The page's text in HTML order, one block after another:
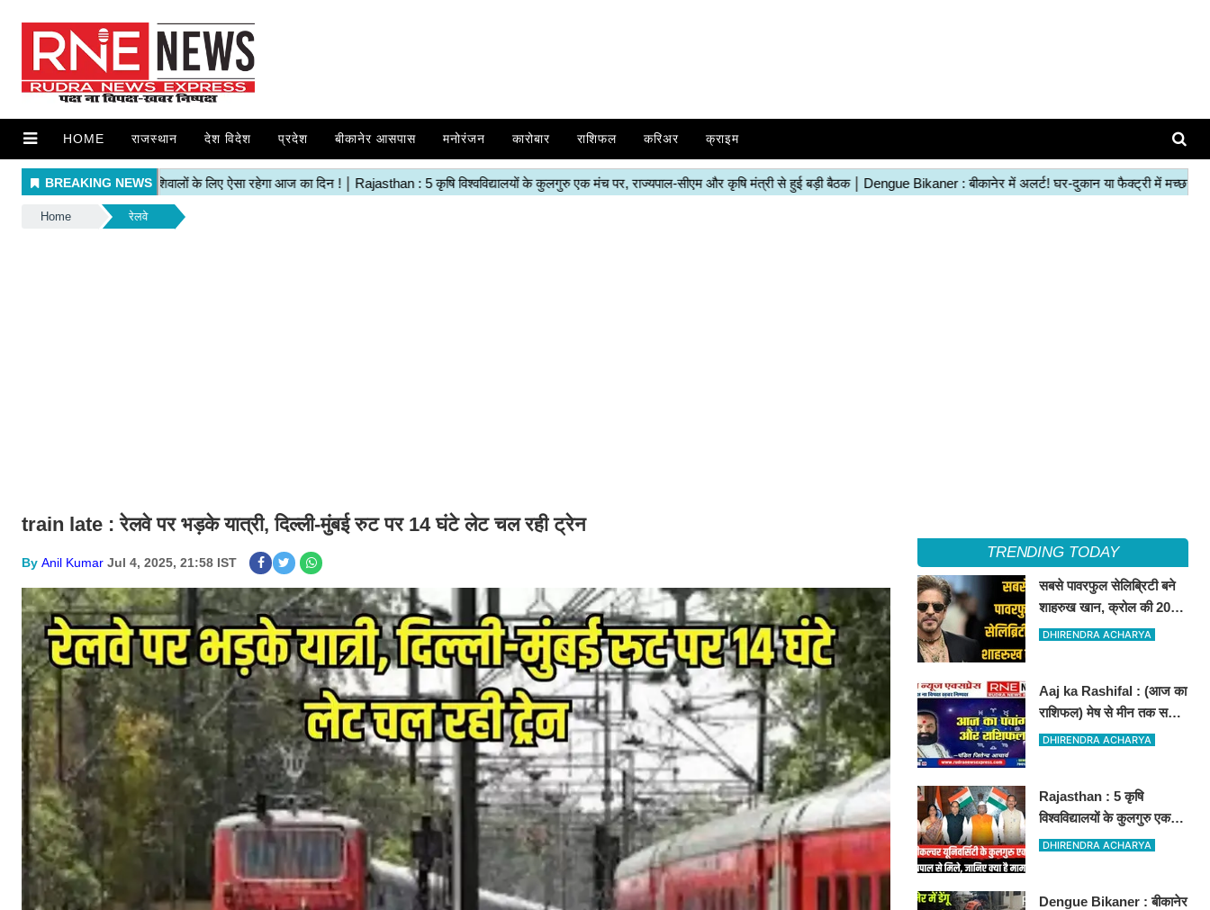
HOME राजस्थान देश विदेश प्रदेश बीकानेर आसपास मनोरंजन कारोबार राशिफल करिअर क्राइम
Home रेलवे
train late :रेलवे पर भड़के यात्री, दिल्ली-मुंबई रुट पर 14 घंटे लेट चल रही ट्रेन
By Anil Kumar Jul 4, 2025, 21:58 IST
TRENDING TODAY
सबसे पावरफुल सेलिब्रिटी बने
शाहरुख खान, क्रोल की 2025
सेलिब्रिटी ब्रांड रैंकिंग जारी
DHIRENDRA ACHARYA
Aaj ka Rashifal : (आज का
राशिफल) मेष से मीन तक सभी
राशिवालों के लिए ऐसा रहेगा
DHIRENDRA ACHARYA
Rajasthan : 5 कृषि
विश्वविद्यालयों के कुलगुरु एक
मंच पर, राज्यपाल-सीएम और
DHIRENDRA ACHARYA
Dengue Bikaner : बीकानेर